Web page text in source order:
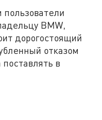
BMW,
дорогостоящий
отказом
в